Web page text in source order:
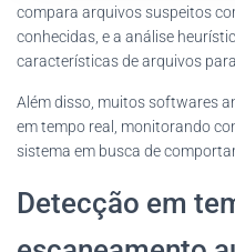
compara arquivos suspeitos
conhecidas, e a análise
características de arquivos
Além disso, muitos softwares
em tempo real, monitorando
sistema em busca de
Detecção em